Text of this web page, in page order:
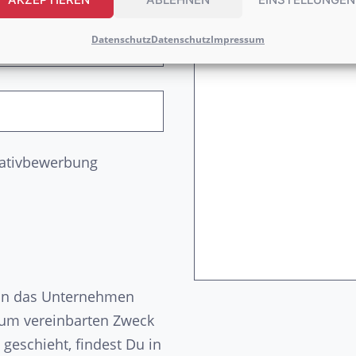
DatenschutzDatenschutzImpressum
das Unternehmen
vereinbarten Zweck
findest Du in